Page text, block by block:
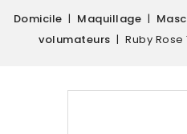
Domicile Maquillage
volumateurs
Ruby